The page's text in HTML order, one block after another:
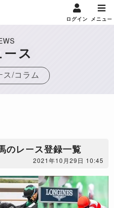
ログイン メニュー
ス
ス/コラム
のレース登録一覧
2021年10月29日 10:45